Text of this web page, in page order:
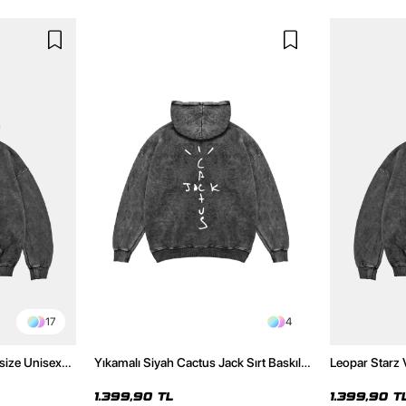
17
Unisex
4
Yıkamalı Siyah Cactus Jack Sırt Baskılı
1.399,90 TL
Leopar Starz
1.399,90